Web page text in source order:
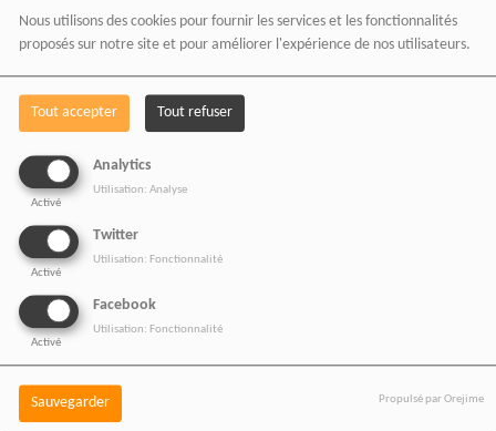
Nous utilisons des cookies pour fournir les services et les fonctionnalités
proposés sur notre site et pour améliorer l'expérience de nos utilisateurs.
Tout accepter Tout refuser
Analytics
Activé
Utilisation: Analyse
Twitter
Activé
Utilisation: Fonctionnalité
Facebook
Activé
Utilisation: Fonctionnalité
Sauvegarder Propulsé par Orejime
moderne, panafricaine et